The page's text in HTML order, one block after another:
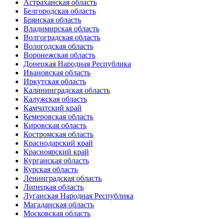
Астраханская область
Белгородская область
Брянская область
Владимирская область
Волгоградская область
Вологодская область
Воронежская область
Донецкая Народная Республика
Ивановская область
Иркутская область
Калининградская область
Калужская область
Камчатский край
Кемеровская область
Кировская область
Костромская область
Краснодарский край
Красноярский край
Курганская область
Курская область
Ленинградская область
Липецкая область
Луганская Народная Республика
Магаданская область
Московская область